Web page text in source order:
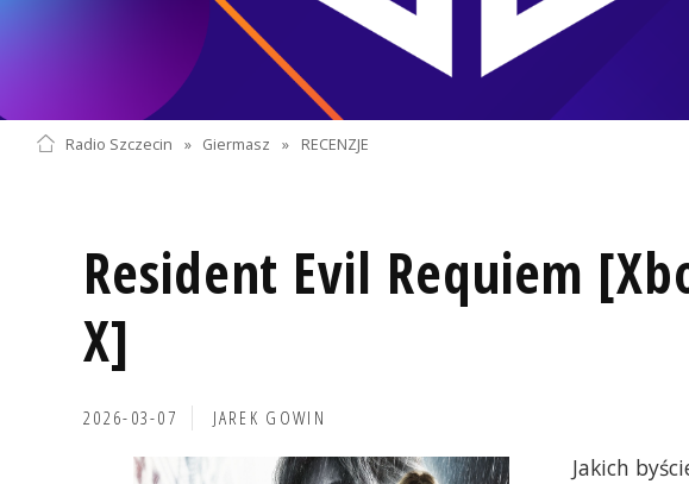
Radio Szczecin » Giermasz » RECENZJE
Resident Evil Requiem
X]
2026-03-07 JAREK GOWIN
Jakich